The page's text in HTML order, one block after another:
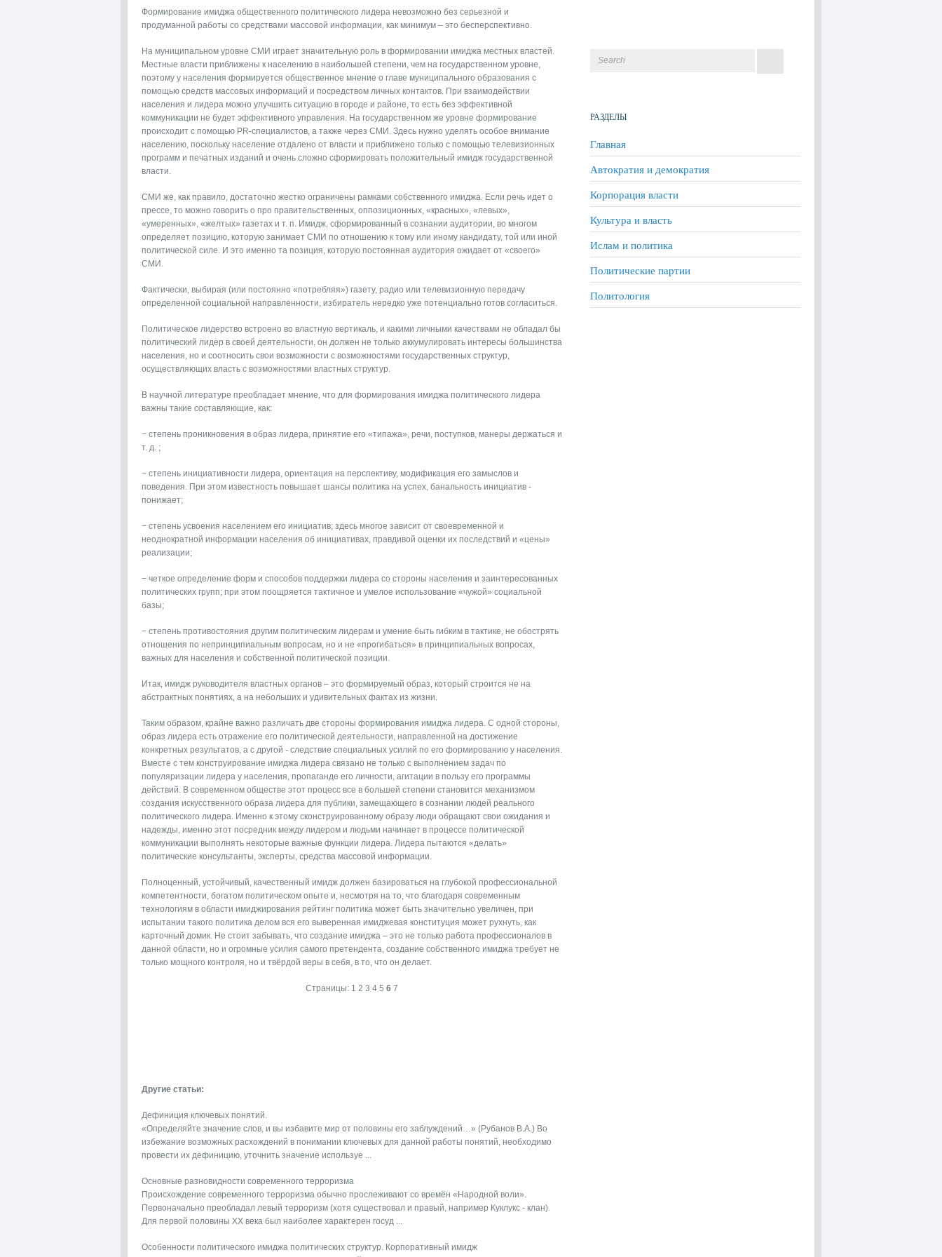
Формирование имиджа общественного политического лидера невозможно без серьезной и
продуманной работы со средствами массовой информации, как минимум – это бесперспективно.
На муниципальном уровне СМИ играет значительную роль в формировании имиджа местных властей.
Местные власти приближены к населению в наибольшей степени, чем на государственном уровне,
поэтому у населения формируется общественное мнение о главе муниципального образования с
помощью средств массовых информаций и посредством личных контактов. При взаимодействии
населения и лидера можно улучшить ситуацию в городе и районе, то есть без эффективной
коммуникации не будет эффективного управления. На государственном же уровне формирование
происходит с помощью PR-специалистов, а также через СМИ. Здесь нужно уделять особое внимание
населению, поскольку население отдалено от власти и приближено только с помощью телевизионных
программ и печатных изданий и очень сложно сформировать положительный имидж государственной
власти.
СМИ же, как правило, достаточно жестко ограничены рамками собственного имиджа. Если речь идет о
прессе, то можно говорить о про правительственных, оппозиционных, «красных», «левых»,
«умеренных», «желтых» газетах и т. п. Имидж, сформированный в сознании аудитории, во многом
определяет позицию, которую занимает СМИ по отношению к тому или иному кандидату, той или иной
политической силе. И это именно та позиция, которую постоянная аудитория ожидает от «своего»
СМИ.
Фактически, выбирая (или постоянно «потребляя») газету, радио или телевизионную передачу
определенной социальной направленности, избиратель нередко уже потенциально готов согласиться.
Политическое лидерство встроено во властную вертикаль, и какими личными качествами не обладал бы
политический лидер в своей деятельности, он должен не только аккумулировать интересы большинства
населения, но и соотносить свои возможности с возможностями государственных структур,
осуществляющих власть с возможностями властных структур.
В научной литературе преобладает мнение, что для формирования имиджа политического лидера
важны такие составляющие, как:
− степень проникновения в образ лидера, принятие его «типажа», речи, поступков, манеры держаться и
т. д. ;
− степень инициативности лидера, ориентация на перспективу, модификация его замыслов и
поведения. При этом известность повышает шансы политика на успех, банальность инициатив -
понижает;
− степень усвоения населением его инициатив; здесь многое зависит от своевременной и
неоднократной информации населения об инициативах, правдивой оценки их последствий и «цены»
реализации;
− четкое определение форм и способов поддержки лидера со стороны населения и заинтересованных
политических групп; при этом поощряется тактичное и умелое использование «чужой» социальной
базы;
− степень противостояния другим политическим лидерам и умение быть гибким в тактике, не обострять
отношения по непринципиальным вопросам, но и не «прогибаться» в принципиальных вопросах,
важных для населения и собственной политической позиции.
Итак, имидж руководителя властных органов – это формируемый образ, который строится не на
абстрактных понятиях, а на небольших и удивительных фактах из жизни.
Таким образом, крайне важно различать две стороны формирования имиджа лидера. С одной стороны,
образ лидера есть отражение его политической деятельности, направленной на достижение
конкретных результатов, а с другой - следствие специальных усилий по его формированию у населения.
Вместе с тем конструирование имиджа лидера связано не только с выполнением задач по
популяризации лидера у населения, пропаганде его личности, агитации в пользу его программы
действий. В современном обществе этот процесс все в большей степени становится механизмом
создания искусственного образа лидера для публики, замещающего в сознании людей реального
политического лидера. Именно к этому сконструированному образу люди обращают свои ожидания и
надежды, именно этот посредник между лидером и людьми начинает в процессе политической
коммуникации выполнять некоторые важные функции лидера. Лидера пытаются «делать»
политические консультанты, эксперты, средства массовой информации.
Полноценный, устойчивый, качественный имидж должен базироваться на глубокой профессиональной
компетентности, богатом политическом опыте и, несмотря на то, что благодаря современным
технологиям в области имиджирования рейтинг политика может быть значительно увеличен, при
испытании такого политика делом вся его выверенная имиджевая конституция может рухнуть, как
карточный домик. Не стоит забывать, что создание имиджа – это не только работа профессионалов в
данной области, но и огромные усилия самого претендента, создание собственного имиджа требует не
только мощного контроля, но и твёрдой веры в себя, в то, что он делает.
Страницы: 1 2 3 4 5 6 7
Другие статьи:
Дефиниция ключевых понятий.
«Определяйте значение слов, и вы избавите мир от половины его заблуждений…» (Рубанов В.А.) Во
избежание возможных расхождений в понимании ключевых для данной работы понятий, необходимо
провести их дефиницию, уточнить значение используе ...
Основные разновидности современного терроризма
Происхождение современного терроризма обычно прослеживают со времён «Народной воли».
Первоначально преобладал левый терроризм (хотя существовал и правый, например Куклукс - клан).
Для первой половины XX века был наиболее характерен госуд ...
Особенности политического имиджа политических структур. Корпоративный имидж
РАЗДЕЛЫ
Главная
Автократия и демократия
Корпорация власти
Культура и власть
Ислам и политика
Политические партии
Политология